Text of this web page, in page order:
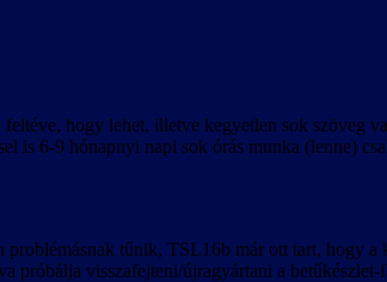
hogy lehet, illetve kegyetlen sok szöveg
is 6-9 hónapnyi napi sok órás munka (lenne)
tűnik, TSL16b már ott tart, hogy
próbálja visszafejteni/újragyártani a